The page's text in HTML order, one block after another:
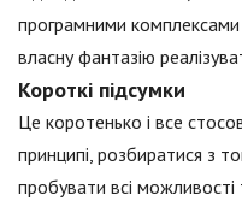
програмними комплексами
власну фантазію
Короткі підсумки
Це коротенько і все
принципі, розбиратися з
пробувати всі